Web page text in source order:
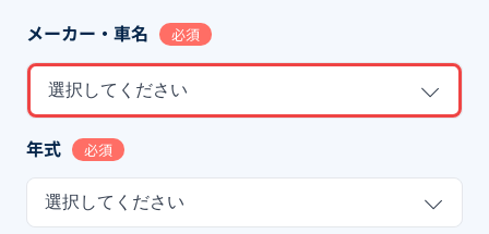
メーカー・車名 必須
選択してください
年式 必須
選択してください